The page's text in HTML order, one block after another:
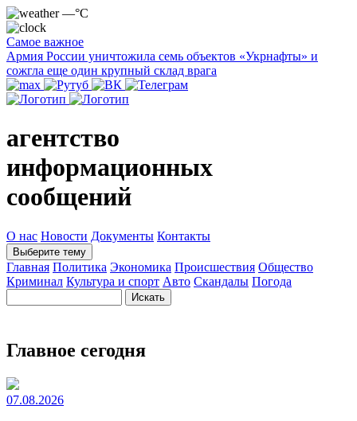
—°C
Самое важное
Армия России уничтожила семь объектов «Укрнафты» и
сожгла еще один крупный склад врага
агентство
информационных
сообщений
О нас Новости Документы Контакты
Выберите тему
Главная Политика Экономика Происшествия Общество
Криминал Культура и спорт Авто Скандалы Погода
Главное сегодня
07.08.2026